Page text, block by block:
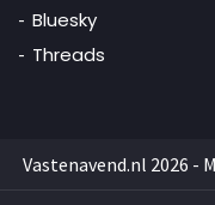
Bluesky
Threads
Vastenavend.nl 2026 -